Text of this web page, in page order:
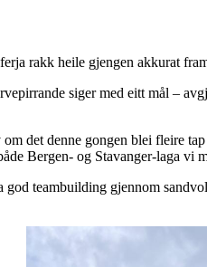
rakk heile gjengen akkurat
siger med eitt mål –
det denne gongen blei fleire
Bergen- og Stavanger-laga vi
teambuilding gjennom